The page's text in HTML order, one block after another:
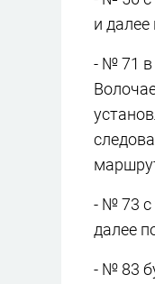
и
- № 71 в
- № 73 с
далее
- № 83